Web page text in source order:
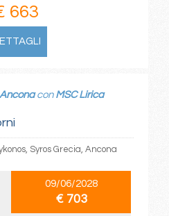
663
Anconacon MSC Lirica
Syros Grecia, Ancona
09/06/2028
€ 703